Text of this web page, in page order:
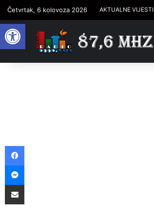
Open toolbar
Četvrtak, 6 kolovoza 2026 AKTUALNE VIJESTI
Facebook
Messenger
Podijelite putem e-pošte